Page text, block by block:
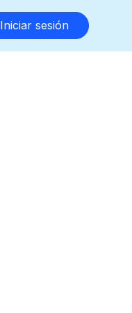
Iniciar sesión